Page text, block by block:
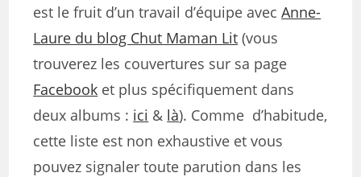
est le fruit d’un travail d’équipe avecAnne-
Laure du blog Chut Maman Lit (vous
trouverez les couvertures sur sa page
Facebook et plus spécifiquement dans
deux albums : ici & là). Comme d’habitude,
cette liste est non exhaustive et vous
pouvez signaler toute parution dans les